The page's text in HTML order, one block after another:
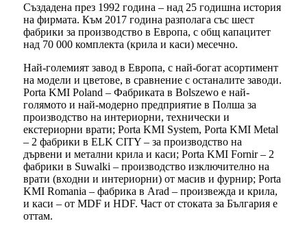
Създадена през 1992 година – над 25 годишна история
на фирмата. Към 2017 година разполага със шест
фабрики за производство в Европа, с общ капацитет
над 70 000 комплекта (крила и каси) месечно.
Най-големият завод в Европа, с най-богат асортимент
на модели и цветове, в сравнение с останалите заводи.
Porta KMI Poland – Фабриката в Bolszewo е най-
голямото и най-модерно предприятие в Полша за
производство на интериорни, технически и
екстериорни врати; Porta KMI System, Porta KMI Metal
– 2 фабрики в ELK CITY – за производство на
дървени и метални крила и каси; Porta KMI Fornir – 2
фабрики в Suwalki – производство изключително на
врати (входни и интериорни) от масив и фурнир; Porta
KMI Romania – фабрика в Arad – произвежда и крила,
и каси – от MDF и HDF. Част от стоката за България е
оттам.